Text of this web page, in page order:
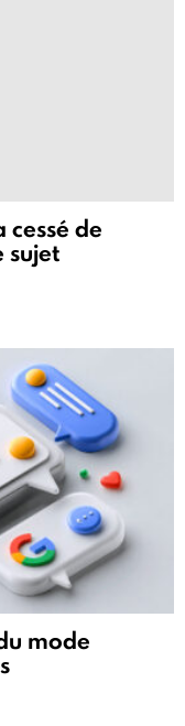
cessé de
sujet
mode